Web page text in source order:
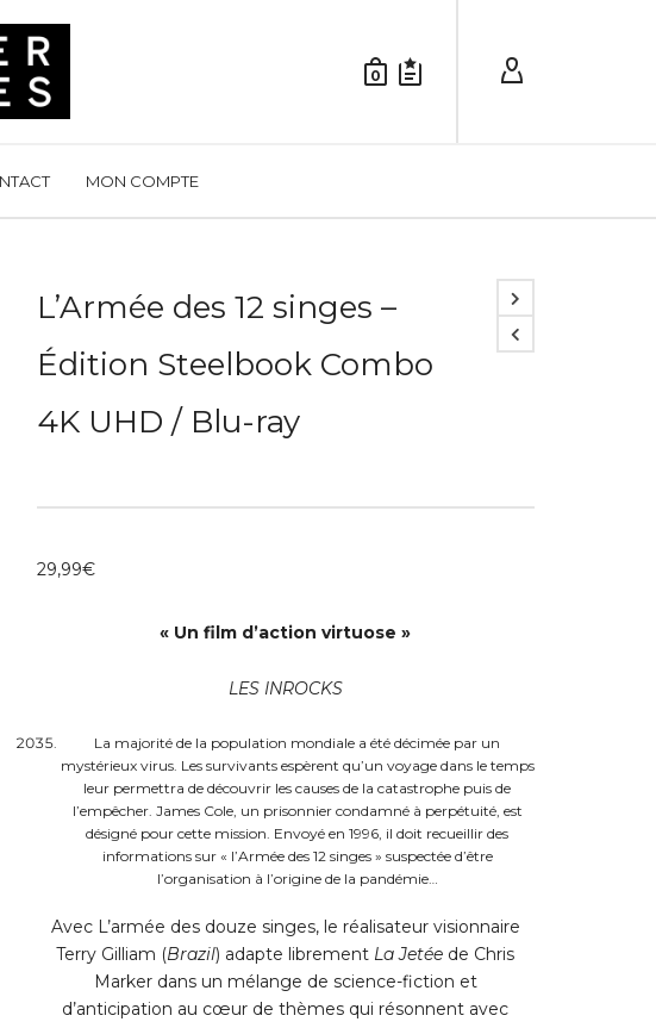
0
MON COMPTE
L’Armée des 12 singes –
Édition Steelbook Combo
4K UHD / Blu-ray
29,99€
« Un film d’action virtuose »
LES INROCKS
La majorité de la population mondiale a été décimée par un
mystérieux virus. Les survivants espèrent qu’un voyage dans le temps
leur permettra de découvrir les causes de la catastrophe puis de
l’empêcher. James Cole, un prisonnier condamné à perpétuité, est
désigné pour cette mission. Envoyé en 1996, il doit recueillir des
informations sur « l’Armée des 12 singes » suspectée d’être
l’organisation à l’origine de la pandémie…
Avec L’armée des douze singes, le réalisateur visionnaire
Terry Gilliam (Brazil) adapte librement La Jetée de Chris
Marker dans un mélange de science-fiction et
d’anticipation au cœur de thèmes qui résonnent avec